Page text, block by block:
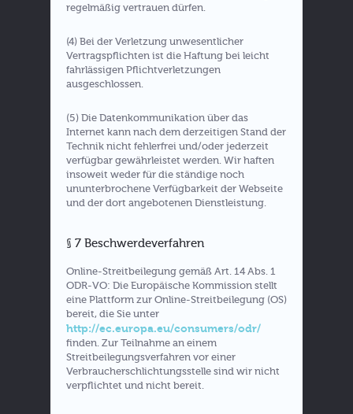
regelmäßig vertrauen dürfen.
(4) Bei der Verletzung unwesentlicher
Vertragspflichten ist die Haftung bei leicht
fahrlässigen Pflichtverletzungen
ausgeschlossen.
(5) Die Datenkommunikation über das
Internet kann nach dem derzeitigen Stand der
Technik nicht fehlerfrei und/oder jederzeit
verfügbar gewährleistet werden. Wir haften
insoweit weder für die ständige noch
ununterbrochene Verfügbarkeit der Webseite
und der dort angebotenen Dienstleistung.
§ 7 Beschwerdeverfahren
Online-Streitbeilegung gemäß Art. 14 Abs. 1
ODR-VO: Die Europäische Kommission stellt
eine Plattform zur Online-Streitbeilegung (OS)
bereit, die Sie unter
http://ec.europa.eu/consumers/odr/
finden. Zur Teilnahme an einem
Streitbeilegungsverfahren vor einer
Verbraucherschlichtungsstelle sind wir nicht
verpflichtet und nicht bereit.